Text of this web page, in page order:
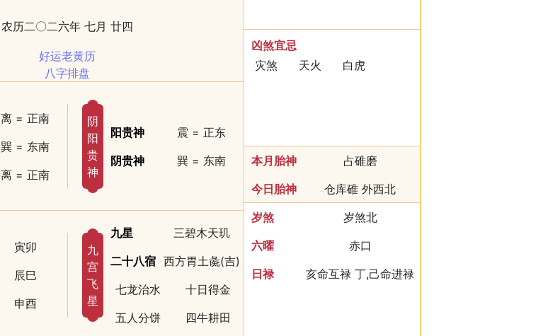
农历二〇二六年 七月 廿四
好运老黄历
八字排盘
离 = 正南
巽 = 东南
离 = 正南
阴
阳
贵
神
阳贵神
震 = 正东
阴贵神
巽 = 东南
寅卯
辰巳
申酉
九
宫
飞
星
九星
三碧木天玑
二十八宿 西方胃土彘(吉)
七龙治水
十日得金
五人分饼
四牛耕田
凶煞宜忌
灾煞
天火 白虎
本月胎神
占碓磨
今日胎神
仓库碓 外西北
岁煞
岁煞北
六曜
赤口
日禄
亥命互禄 丁,己命进禄